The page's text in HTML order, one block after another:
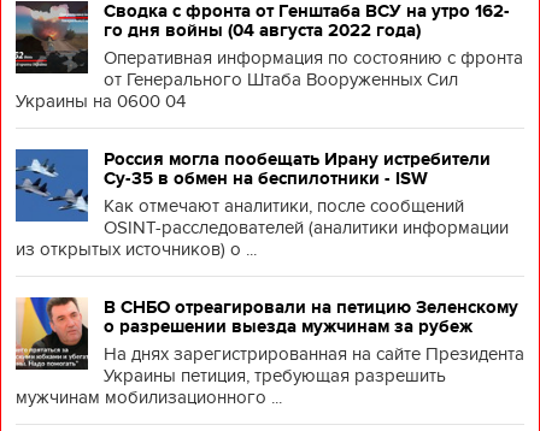
Сводка с фронта от Генштаба ВСУ на утро 162-
го дня войны (04 августа 2022 года)
Оперативная информация по состоянию с фронта
от Генерального Штаба Вооруженных Сил
Украины на 0600 04
Россия могла пообещать Ирану истребители
Су-35 в обмен на беспилотники - ISW
Как отмечают аналитики, после сообщений
OSINT-расследователей (аналитики информации
из открытых источников) о ...
В СНБО отреагировали на петицию Зеленскому
о разрешении выезда мужчинам за рубеж
На днях зарегистрированная на сайте Президента
Украины петиция, требующая разрешить
мужчинам мобилизационного ...